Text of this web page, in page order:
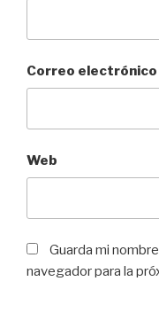
Correo electrónico
Web
Guarda mi
navegador para la